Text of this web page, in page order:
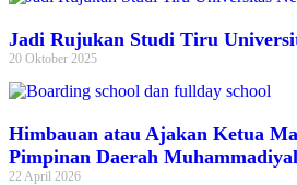
Jadi Rujukan Studi Tiru
20 Oktober 2025
Himbauan atau Ajakan Ketua
Pimpinan Daerah
22 April 2026